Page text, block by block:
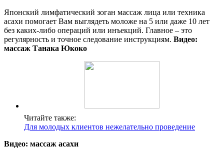
Японский лимфатический зоган массаж лица или техника
асахи помогает Вам выглядеть моложе на 5 или даже 10 лет
без каких-либо операций или инъекций. Главное – это
регулярность и точное следование инструкциям. Видео:
массаж Танака Юкоко
Читайте также:
Для молодых клиентов нежелательно проведение
Видео: массаж асахи